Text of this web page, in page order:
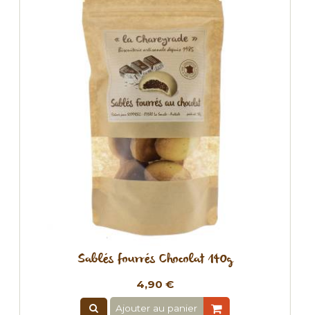
Sablés fourrés Chocolat 140g
4,90 €
Ajouter au panier